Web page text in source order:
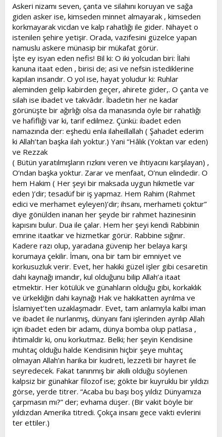
Askeri nizamı seven, çanta ve silahını koruyan ve sağa
giden asker ise, kimseden minnet almayarak , kimseden
korkmayarak vicdan ve kalp rahatlığı ile gider. Nihayet o
istenilen şehire yetişir. Orada, vazifesini güzelce yapan
namuslu askere münasip bir mükafat görür.
İşte ey isyan eden nefis! Bil ki: O iki yolcudan biri: İlahi
kanuna itaat eden , birisi de; asi ve nefsin istediklerine
kapılan insandır. O yol ise, hayat yoludur ki: Ruhlar
aleminden gelip kabirden geçer, ahirete gider,. O çanta ve
silah ise ibadet ve takvâdır. İbadetin her ne kadar
görünüşte bir ağırlığı olsa da manasında öyle bir rahatlığı
ve hafifliği var ki, tarif edilmez. Çünkü: ibadet eden
namazında der: eşhedü enla ilaheillallah ( Şahadet ederim
ki Allah’tan başka ilah yoktur.) Yani “Hâlık (Yoktan var eden)
ve Rezzak
( Bütün yaratılmışların rızkını veren ve ihtiyacını karşılayan) ,
O’ndan başka yoktur. Zarar ve menfaat, O’nun elindedir. O
hem Hakim ( Her şeyi bir maksada uygun hikmetle var
eden )’dir; tesadüf bir iş yapmaz. Hem Rahim (Rahmet
edici ve merhamet eyleyen)’dir; ihsanı, merhameti çoktur”
diye gönülden inanan her şeyde bir rahmet hazinesinin
kapısını bulur. Dua ile çalar. Hem her şeyi kendi Rabbinin
emrine itaatkar ve hizmetkar görür. Rabbine sığınır.
Kadere razı olup, yaradana güvenip her belaya karşı
korumaya çekilir. İmanı, ona bir tam bir emniyet ve
korkusuzluk verir. Evet, her hakiki güzel işler gibi cesaretin
dahi kaynağı imandır, kul olduğunu bilip Allah’a itaat
etmektir. Her kötülük ve günahların olduğu gibi, korkaklık
ve ürkekliğin dahi kaynağı Hak ve hakikatten ayrılma ve
İslamiyet’ten uzaklaşmadır. Evet, tam anlamıyla kalbi iman
ve ibadet ile nurlanmış, dünyanı fani işlerinden ayrılıp Allah
için ibadet eden bir adamı, dünya bomba olup patlasa ,
ihtimaldir ki, onu korkutmaz. Belki; her şeyin Kendisine
muhtaç olduğu halde Kendisinin hiçbir şeye muhtaç
olmayan Allah’ın harika bir kudreti, lezzetli bir hayret ile
seyredecek. Fakat tanınmış bir akıllı olduğu söylenen
kalpsiz bir günahkar filozof ise; gökte bir kuyruklu bir yıldızı
görse, yerde titrer. “Acaba bu başı boş yıldız Dünyamıza
çarpmasın mı?” der; evhama düşer. (Bir vakit böyle bir
yıldızdan Amerika titredi. Çokça insanı gece vakti evlerini
ter ettiler.)